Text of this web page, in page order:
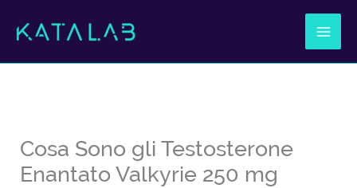
Cosa Sono gli Testosterone
Enantato Valkyrie 250 mg